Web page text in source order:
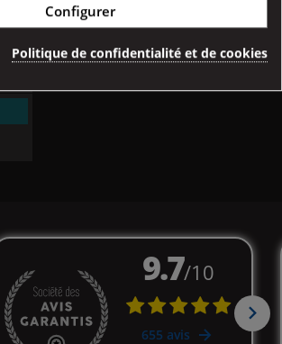
Configurer
Politique de confidentialité et de cookies